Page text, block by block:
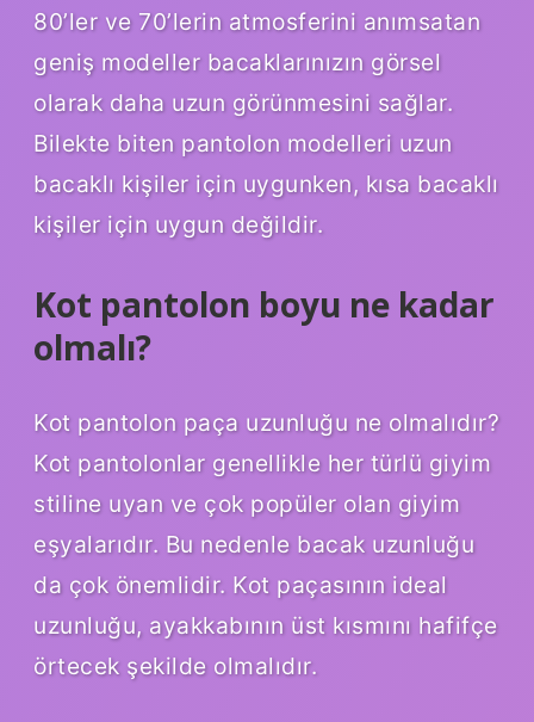
80’ler ve 70’lerin atmosferini anımsatan
geniş modeller bacaklarınızın görsel
olarak daha uzun görünmesini sağlar.
Bilekte biten pantolon modelleri uzun
bacaklı kişiler için uygunken, kısa bacaklı
kişiler için uygun değildir.
Kot pantolon boyu ne kadar
olmalı?
Kot pantolon paça uzunluğu ne olmalıdır?
Kot pantolonlar genellikle her türlü giyim
stiline uyan ve çok popüler olan giyim
eşyalarıdır. Bu nedenle bacak uzunluğu
da çok önemlidir. Kot paçasının ideal
uzunluğu, ayakkabının üst kısmını hafifçe
örtecek şekilde olmalıdır.